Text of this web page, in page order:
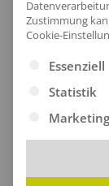
Kombi
Zustimmung
Cookie-
Es folgt
Essenziell
Statistik
Marketing